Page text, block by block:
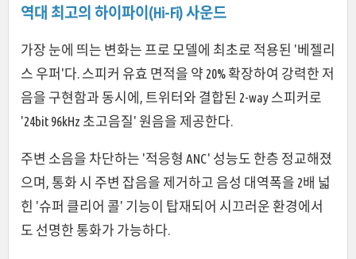
역대 최고의 하이파이(Hi-Fi) 사운드
가장 눈에 띄는 변화는 프로 모델에 최초로 적용된 '베젤리
스 우퍼'다. 스피커 유효 면적을 약 20% 확장하여 강력한 저
음을 구현함과 동시에, 트위터와 결합된 2-way 스피커로
'24bit 96kHz 초고음질' 원음을 제공한다.
주변 소음을 차단하는 '적응형 ANC' 성능도 한층 정교해졌
으며, 통화 시 주변 잡음을 제거하고 음성 대역폭을 2배 넓
힌 '슈퍼 클리어 콜' 기능이 탑재되어 시끄러운 환경에서
도 선명한 통화가 가능하다.